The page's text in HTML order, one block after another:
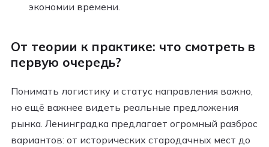
экономии времени.
От теории к практике: что смотреть в
первую очередь?
Понимать логистику и статус направления важно,
но ещё важнее видеть реальные предложения
рынка. Ленинградка предлагает огромный разброс
вариантов: от исторических стародачных мест до